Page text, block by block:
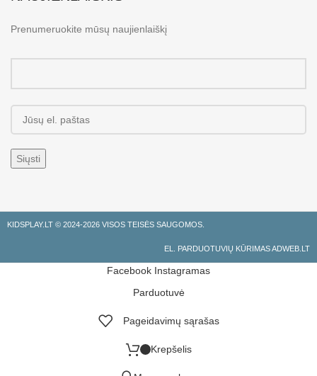
Prenumeruokite mūsų naujienlaiškį
KIDSPLAY.LT © 2024-2026 VISOS TEISĖS SAUGOMOS.
EL. PARDUOTUVIŲ KŪRIMAS ADWEB.LT
Facebook Instagramas
Parduotuvė
Pageidavimų sąrašas
Krepšelis